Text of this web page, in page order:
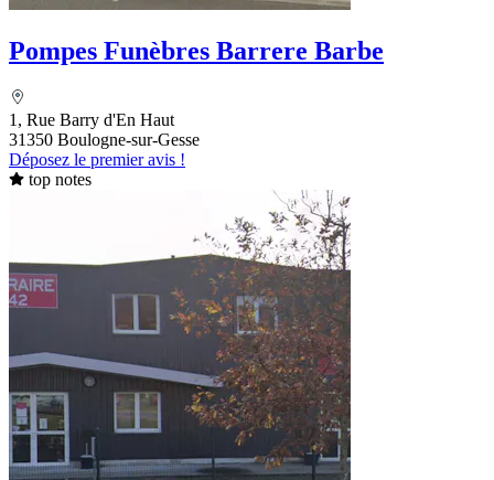
Pompes Funèbres Barrere Barbe
1, Rue Barry d'En Haut
31350 Boulogne-sur-Gesse
Déposez le premier avis !
top notes